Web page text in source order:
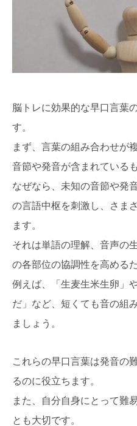
脳トレに効果的な早口言葉
す。
まず、言葉の組み合わせが
音節や発音が含まれている
なぜなら、未知の音節や発
の言語中枢を刺激し、さま
ます。
それは単語の理解、音声の
の各部位の協調性を高める
例えば、「生麦生米生卵」
だ」など、短くても音の組
ましょう。
これらの早口言葉は発音の
るのに役立ちます。
また、自分自身にとって難
とも大切です。